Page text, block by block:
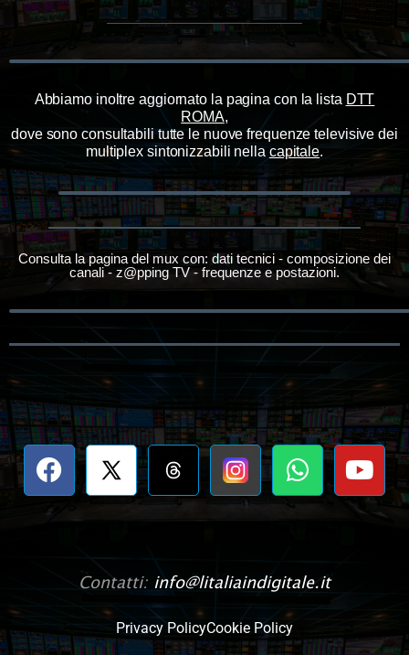
Abbiamo inoltre aggiornato la pagina con la lista DTT
ROMA,
dove sono consultabili tutte le nuove frequenze televisive dei
multiplex sintonizzabili nella capitale.
Consulta la pagina del mux con: dati tecnici - composizione dei
canali - z@pping TV - frequenze e postazioni.
Contatti: info@litaliaindigitale.it
Privacy PolicyCookie Policy